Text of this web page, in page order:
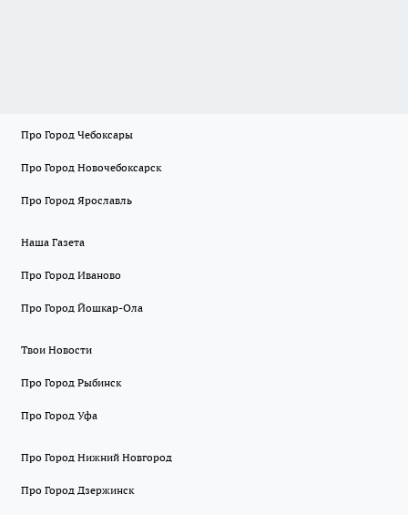
Про Город Чебоксары
Про Город Новочебоксарск
Про Город Ярославль
Наша Газета
Про Город Иваново
Про Город Йошкар-Ола
Твои Новости
Про Город Рыбинск
Про Город Уфа
Про Город Нижний Новгород
Про Город Дзержинск